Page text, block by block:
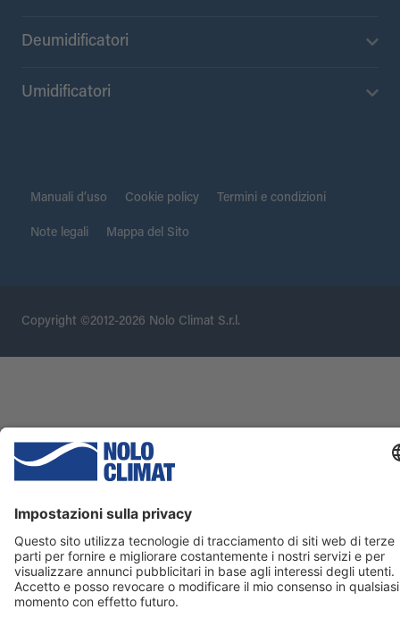
Deumidificatori
Umidificatori
Manuali d’uso Cookie policy Termini e condizioni
Note legali Mappa del Sito
Copyright ©2012-2026 Nolo Climat S.r.l.